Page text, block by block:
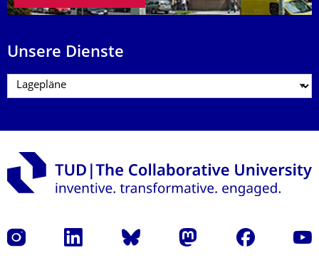
Unsere Dienste
Instagram LinkedIn Bluesky Mastodon Facebook